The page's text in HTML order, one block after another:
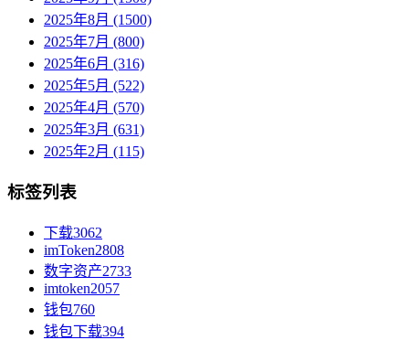
2025年8月 (1500)
2025年7月 (800)
2025年6月 (316)
2025年5月 (522)
2025年4月 (570)
2025年3月 (631)
2025年2月 (115)
标签列表
下载3062
imToken2808
数字资产2733
imtoken2057
钱包760
钱包下载394